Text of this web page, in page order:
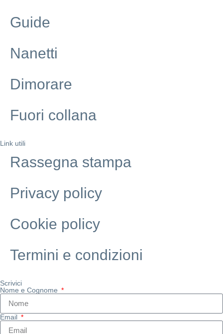
Guide
Nanetti
Dimorare
Fuori collana
Link utili
Rassegna stampa
Privacy policy
Cookie policy
Termini e condizioni
Scrivici
Nome e Cognome
Email